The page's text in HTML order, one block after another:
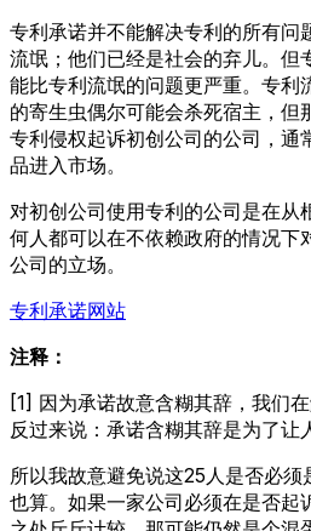
专利承诺并不能解决专利的所有问
流氓；他们已经是社会的弃儿。但
能比专利流氓的问题更严重。专利
的寄生虫偶尔可能会杀死宿主，但
专利侵权起诉初创公司的公司，通
品进入市场。
对初创公司使用专利的公司是在从
何人都可以在不依赖政府的情况下
公司的立场。
专利承诺网站
注释：
[1] 因为承诺故意含糊其辞，我们
反过来说：承诺含糊其辞是为了让
所以我故意避免说这25人是否必
也算。如果一家公司必须在是否起